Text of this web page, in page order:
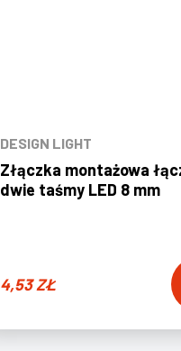
DESIGN LIGHT
Złączka montażowa
dwie taśmy LED 8 mm
4,53ZŁ